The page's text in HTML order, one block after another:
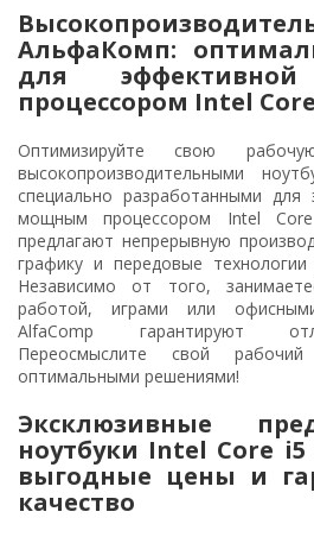
АльфаКомп:
для
процессором Intel
Оптимизируйте свою
высокопроизводительными
специально разработанными
мощным процессором Intel
предлагают непрерывную
графику и передовые
Независимо от того,
работой, играми или
AlfaComp гарантируют
Переосмыслите свой
оптимальными решениями!
Эксклюзивные
ноутбуки Intel Core
выгодные цены и
качество